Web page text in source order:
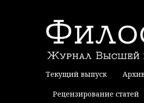
Текущий выпуск
Рецензирование статей